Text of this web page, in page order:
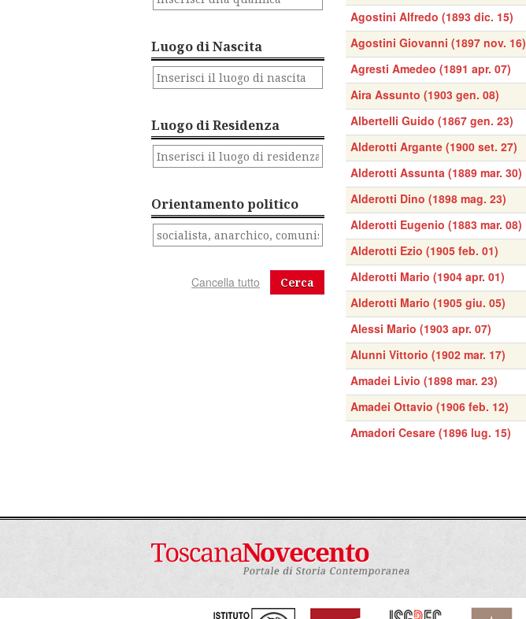
Luogo di Nascita
Luogo di Residenza
Orientamento politico
Cerca
Agostini Alfredo (1893 dic. 15)
Agostini Giovanni (1897 nov. 16)
Agresti Amedeo (1891 apr. 07)
Aira Assunto (1903 gen. 08)
Albertelli Guido (1867 gen. 23)
Alderotti Argante (1900 set. 27)
Alderotti Assunta (1889 mar. 30)
Alderotti Dino (1898 mag. 23)
Alderotti Eugenio (1883 mar. 08)
Alderotti Ezio (1905 feb. 01)
Alderotti Mario (1904 apr. 01)
Alderotti Mario (1905 giu. 05)
Alessi Mario (1903 apr. 07)
Alunni Vittorio (1902 mar. 17)
Amadei Livio (1898 mar. 23)
Amadei Ottavio (1906 feb. 12)
Amadori Cesare (1896 lug. 15)